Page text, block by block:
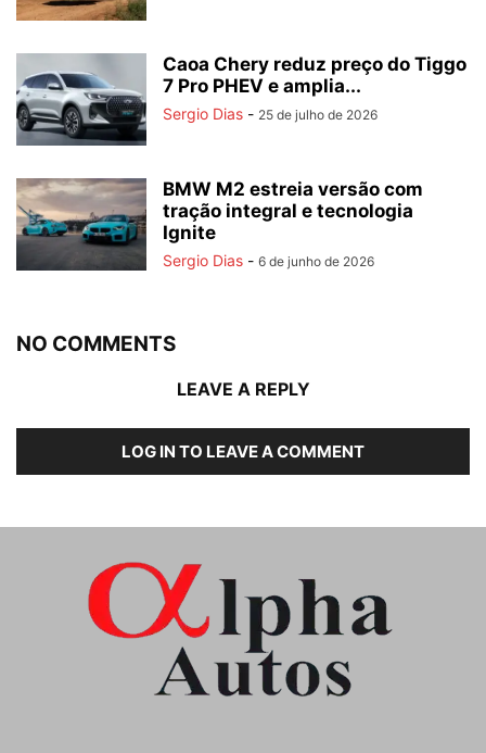
Caoa Chery reduz preço do Tiggo
7 Pro PHEV e amplia...
Sergio Dias - 25 de julho de 2026
BMW M2 estreia versão com
tração integral e tecnologia
Ignite
Sergio Dias - 6 de junho de 2026
NO COMMENTS
LEAVE A REPLY
LOG IN TO LEAVE A COMMENT